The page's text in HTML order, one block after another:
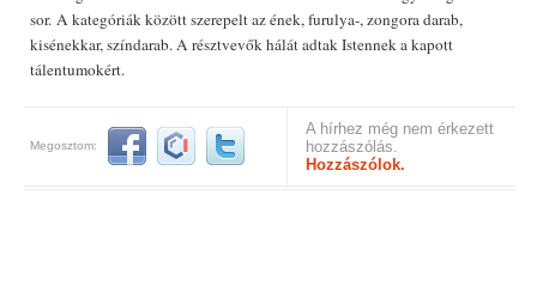
sor. A kategóriák között szerepelt az ének, furulya-, zongora darab,
kisénekkar, színdarab. A résztvevők hálát adtak Istennek a kapott
tálentumokért.
Megosztom:
A hírhez még nem érkezett
hozzászólás.
Hozzászólok.